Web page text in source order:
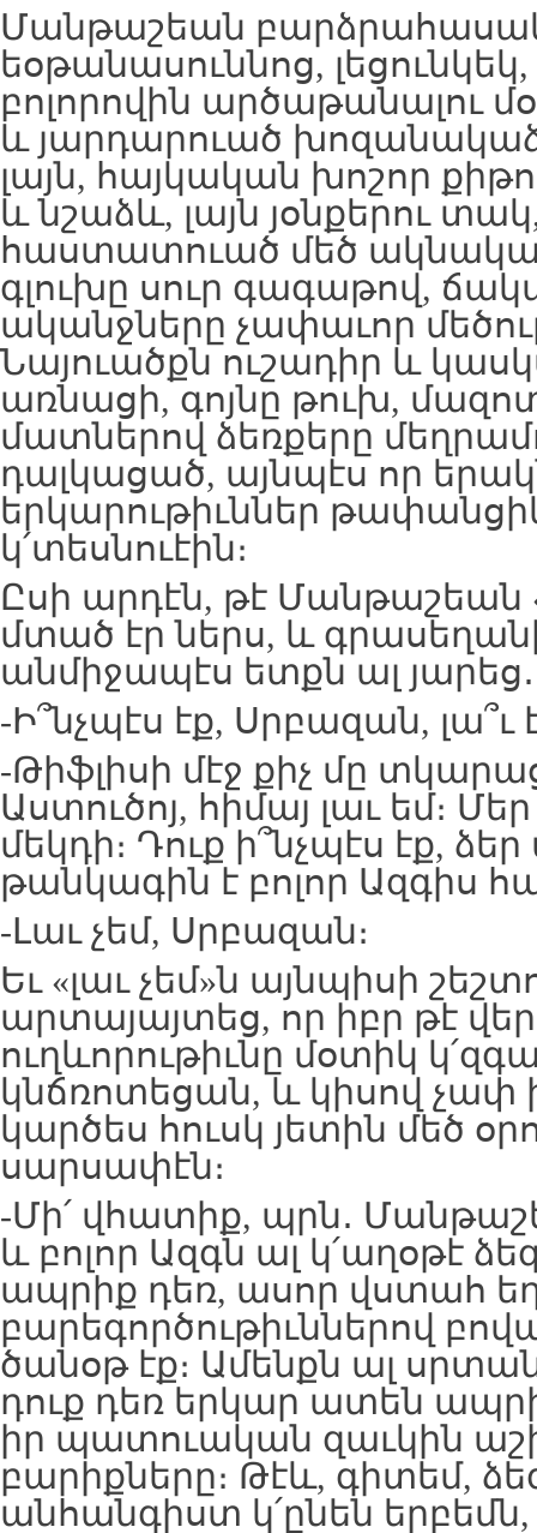
Մանթաշեան
եօթանասուննոց,
բոլորովին արծաթանալու
և յարդարուած
լայն, հայկական խոշոր
և նշաձև, լայն յօնքերու
հաստատուած մեծ
գլուխը սուր գագաթով,
ականջները չափաւոր
Նայուածքն ուշադիր և
առնացի, գոյնը թուխ,
մատներով ձեռքերը
դալկացած, այնպէս որ
երկարութիւններ
կ՛տեսնուէին։
Ըսի արդէն, թէ Մանթաշեան
մտած էր ներս, և
անմիջապէս ետքն ալ յարեց․
-Ի՞նչպէս էք, Սրբազան, լա՞ւ
-Թիֆլիսի մէջ քիչ մը
Աստուծոյ, հիմայ լաւ եմ։
մեկդի։ Դուք ի՞նչպէս էք,
թանկագին է բոլոր Ազգիս
-Լաւ չեմ, Սրբազան։
Եւ «լաւ չեմ»ն այնպիսի
արտայայտեց, որ իբր թէ
ուղևորութիւնը մօտիկ
կնճռոտեցան, և կիսով չափ
կարծես հուսկ յետին մեծ
սարսափէն։
-Մի՛ վհատիք, պրն․
և բոլոր Ազգն ալ կ՛աղօթէ
ապրիք դեռ, ասոր վստահ
բարեգործութիւններով
ծանօթ էք։ Ամենքն ալ
դուք դեռ երկար ատեն
իր պատուական զաւկին
բարիքները։ Թէև, գիտեմ,
անհանգիստ կ՛ընեն